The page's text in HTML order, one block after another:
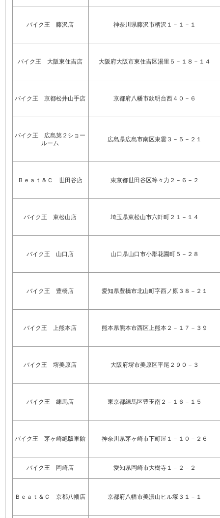
バイク王 藤沢店 神奈川県藤沢市柄沢１－１－１
バイク王 大阪東住吉店 大阪府大阪市東住吉区湯里５－１８－１４
バイク王 京都松井山手店 京都府八幡市欽明台西４０－６
バイク王 広島第２ショー
ルーム
広島県広島市南区東雲３－５－２１
Ｂｅａｔ＆Ｃ 世田谷店 東京都世田谷区等々力２－６－２
バイク王 東松山店 埼玉県東松山市六軒町２１－１４
バイク王 山口店 山口県山口市小郡花園町５－２８
バイク王 豊橋店 愛知県豊橋市北山町字西ノ原３８－２１
バイク王 上熊本店 熊本県熊本市西区上熊本２－１７－３９
バイク王 堺美原店 大阪府堺市美原区平尾２９０－３
バイク王 練馬店 東京都練馬区豊玉南２－１６－１５
バイク王 茅ヶ崎絶版車館 神奈川県茅ヶ崎市下町屋１－１０－２６
バイク王 岡崎店 愛知県岡崎市大樹寺１－２－２
Ｂｅａｔ＆Ｃ 京都八幡店 京都府八幡市美濃山ヒル塚３１－１